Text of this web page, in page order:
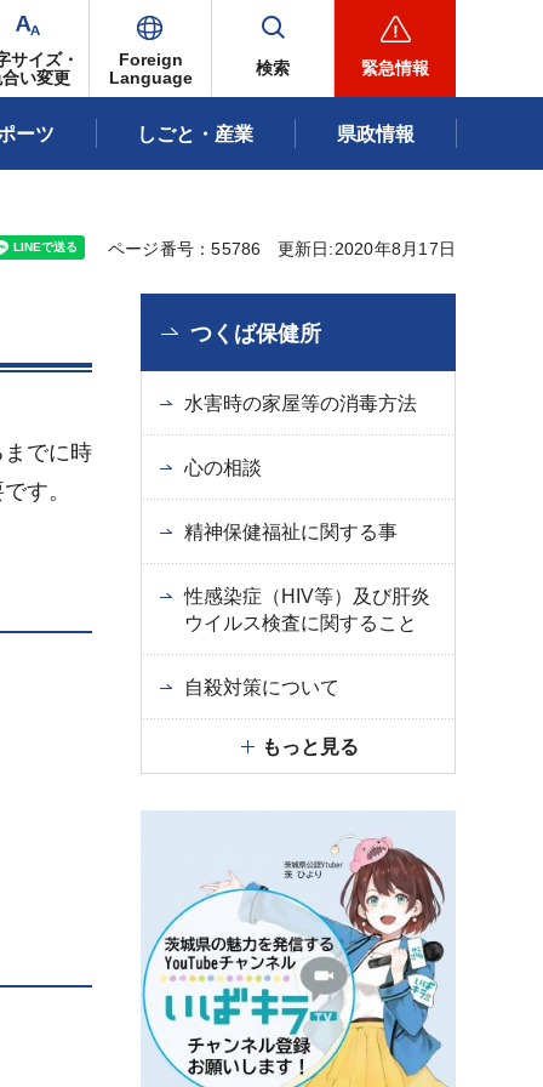
サイズ・
い変更
Foreign
Language
検索 緊急情報
ーツ しごと・産業 県政情報
ページ番号：55786 更新日:2020年8月17日
でに時
す。
つくば保健所
水害時の家屋等の消毒方法
心の相談
精神保健福祉に関する事
性感染症（HIV等）及び肝炎
ウイルス検査に関すること
自殺対策について
もっと見る